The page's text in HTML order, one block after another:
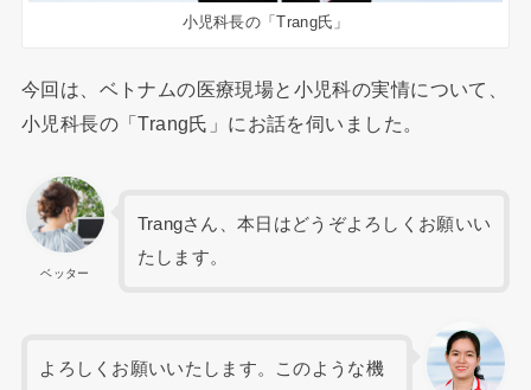
小児科長の「Trang氏」
今回は、ベトナムの医療現場と小児科の実情について、
小児科長の「Trang氏」にお話を伺いました。
ベッター
Trangさん、本日はどうぞよろしくお願いい
たします。
よろしくお願いいたします。このような機